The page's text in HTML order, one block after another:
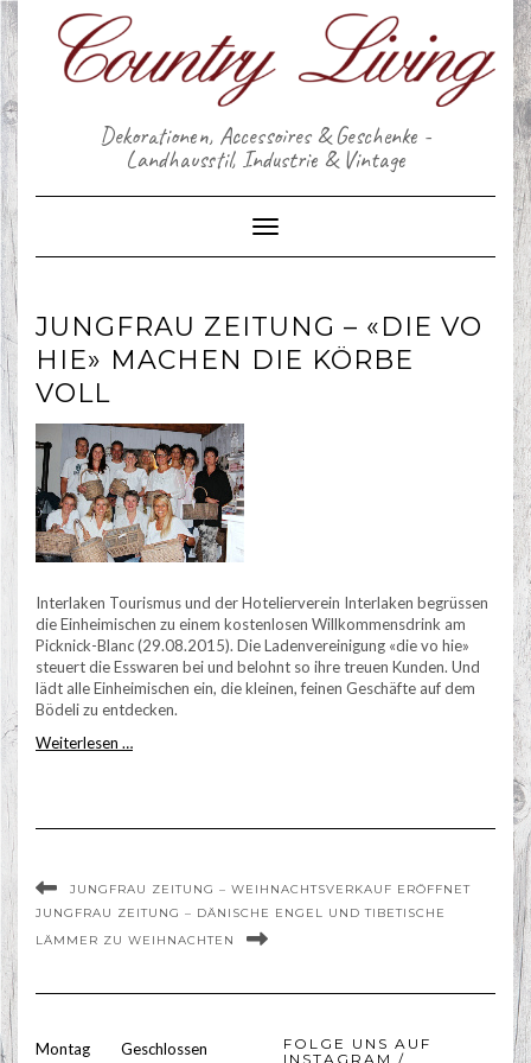
Skip
to
content
Dekorationen, Accessoires & Geschenke -
Landhausstil, Industrie & Vintage
Toggle Navigation
JUNGFRAU ZEITUNG – «DIE VO
HIE» MACHEN DIE KÖRBE
VOLL
Interlaken Tourismus und der Hotelierverein Interlaken begrüssen
die Einheimischen zu einem kostenlosen Willkommensdrink am
Picknick-Blanc (29.08.2015). Die Ladenvereinigung «die vo hie»
steuert die Esswaren bei und belohnt so ihre treuen Kunden. Und
lädt alle Einheimischen ein, die kleinen, feinen Geschäfte auf dem
Bödeli zu entdecken.
Weiterlesen …
JUNGFRAU ZEITUNG – WEIHNACHTSVERKAUF ERÖFFNET
JUNGFRAU ZEITUNG – DÄNISCHE ENGEL UND TIBETISCHE
LÄMMER ZU WEIHNACHTEN
Montag Geschlossen
FOLGE UNS AUF
INSTAGRAM /